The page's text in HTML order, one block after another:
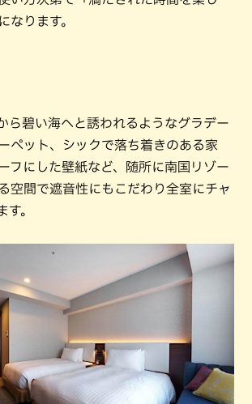
なります。
ら碧い海へと誘われるようなグラデー
ペット、シックで落ち着きのある家
フにした壁紙など、随所に南国リゾー
空間で遮音性にもこだわり全室にチャ
す。